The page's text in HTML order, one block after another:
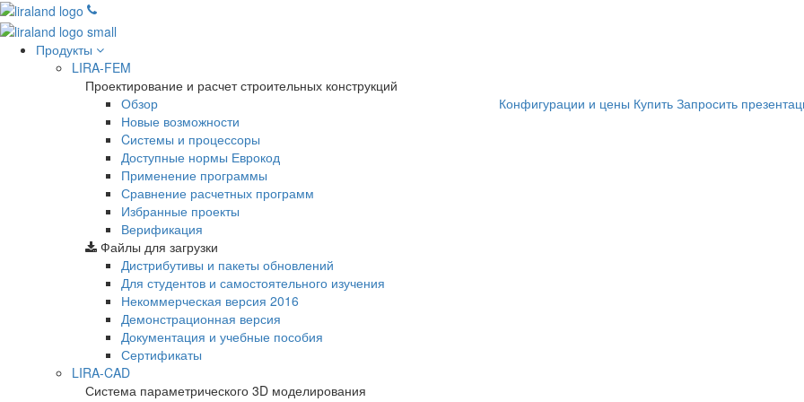
Продукты
LIRA-FEM
Проектирование и расчет строительных конструкций
Обзор
Новые возможности
Cистемы и процессоры
Доступные нормы Еврокод
Применение программы
Сравнение расчетных программ
Избранные проекты
Верификация
Конфигурации и цены Купить Запросить
Файлы для загрузки
Дистрибутивы и пакеты обновлений
Для студентов и самостоятельного изучения
Некоммерческая версия 2016
Демонстрационная версия
Документация и учебные пособия
Сертификаты
LIRA-CAD
Система параметрического 3D моделирования